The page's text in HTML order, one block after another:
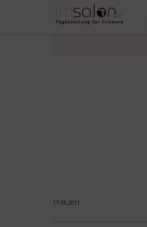
17.05.2011